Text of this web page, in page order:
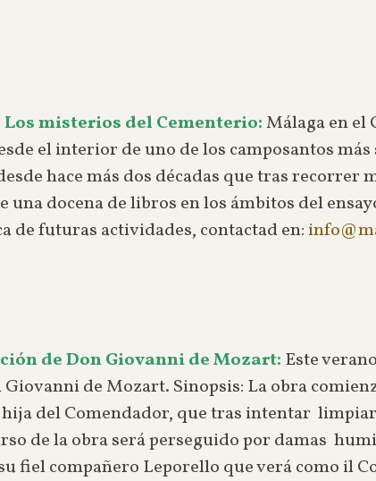
misterios del Cementerio:Málaga en el
el interior de uno de los camposantos más
hace más dos décadas que tras recorrer
una docena de libros en los ámbitos del
de futuras actividades, contactad en:
de Don Giovanni de Mozart: Este
de Mozart. Sinopsis: La obra
del Comendador, que tras intentar
de la obra será perseguido por damas
fiel compañero Leporello que verá como il